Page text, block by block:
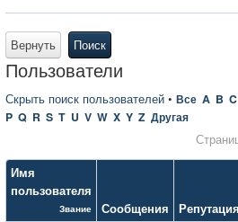
Вернуть Поиск
Пользователи
Скрыть поиск пользователей • Все A B C
P Q R S T U V W X Y Z Другая
Имя
пользователя
Звание Сообщения Репутация